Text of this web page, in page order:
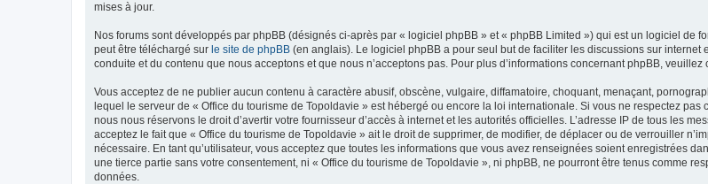
mises à jour.
Nos forums sont développés par phpBB (désignés ci-après par « logiciel phpBB » et « phpBB Limited ») qui est un logiciel de
peut être téléchargé sur le site de phpBB (en anglais). Le logiciel phpBB a pour seul but de faciliter les discussions sur
conduite et du contenu que nous acceptons et que nous n’acceptons pas. Pour plus d’informations concernant phpBB, veuillez
Vous acceptez de ne publier aucun contenu à caractère abusif, obscène, vulgaire, diffamatoire, choquant, menaçant,
lequel le serveur de « Office du tourisme de Topoldavie » est hébergé ou encore la loi internationale. Si vous ne respectez
nous nous réservons le droit d’avertir votre fournisseur d’accès à internet et les autorités officielles. L’adresse IP de tous les
acceptez le fait que « Office du tourisme de Topoldavie » ait le droit de supprimer, de modifier, de déplacer ou de verrouiller
nécessaire. En tant qu’utilisateur, vous acceptez que toutes les informations que vous avez renseignées soient enregistrées
une tierce partie sans votre consentement, ni « Office du tourisme de Topoldavie », ni phpBB, ne pourront être tenus comme
données.